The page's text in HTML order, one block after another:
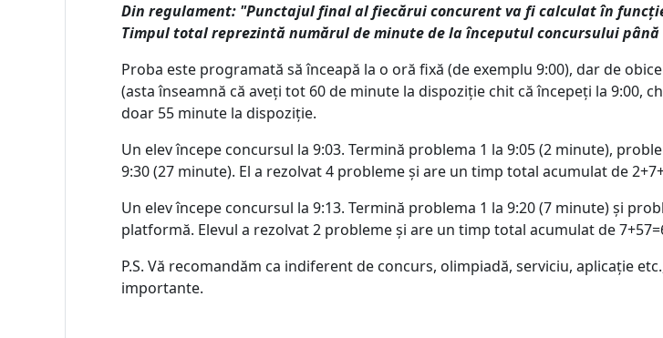
Din regulament: "Punctajul final al fiecărui concurent va fi calculat în
Timpul total reprezintă numărul de minute de la începutul concursului
Proba este programată să înceapă la o oră fixă (de exemplu 9:00), dar de
(asta înseamnă că aveți tot 60 de minute la dispoziție chit că începeți la 9:00,
doar 55 minute la dispoziție.
Un elev începe concursul la 9:03. Termină problema 1 la 9:05 (2 minute),
9:30 (27 minute). El a rezolvat 4 probleme și are un timp total acumulat de
Un elev începe concursul la 9:13. Termină problema 1 la 9:20 (7 minute) și
platformă. Elevul a rezolvat 2 probleme și are un timp total acumulat de
P.S. Vă recomandăm ca indiferent de concurs, olimpiadă, serviciu, aplicație
importante.